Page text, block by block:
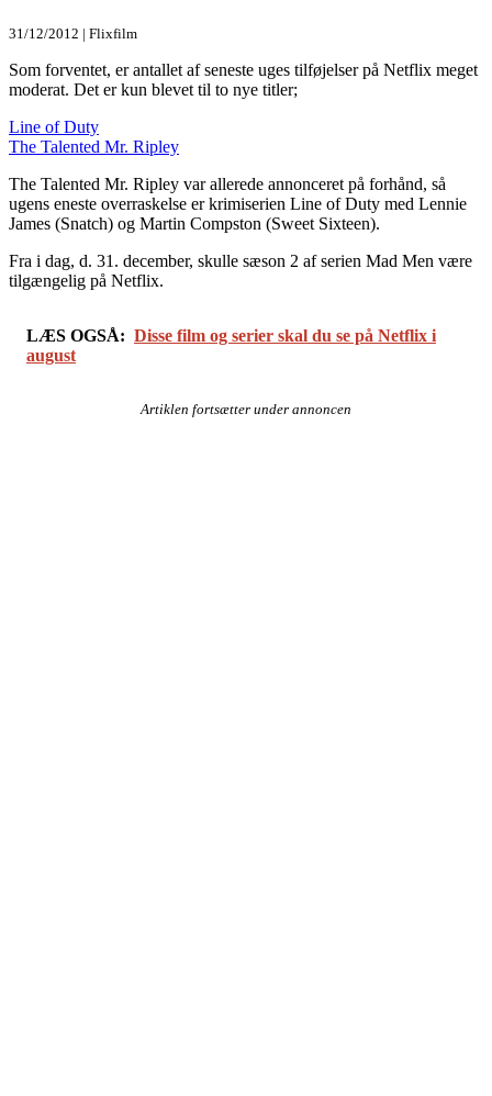
31/12/2012 | Flixfilm
Som forventet, er antallet af seneste uges tilføjelser på Netflix meget
moderat. Det er kun blevet til to nye titler;
Line of Duty
The Talented Mr. Ripley
The Talented Mr. Ripley var allerede annonceret på forhånd, så
ugens eneste overraskelse er krimiserien Line of Duty med Lennie
James (Snatch) og Martin Compston (Sweet Sixteen).
Fra i dag, d. 31. december, skulle sæson 2 af serien Mad Men være
tilgængelig på Netflix.
LÆS OGSÅ: Disse film og serier skal du se på Netflix i
august
Artiklen fortsætter under annoncen